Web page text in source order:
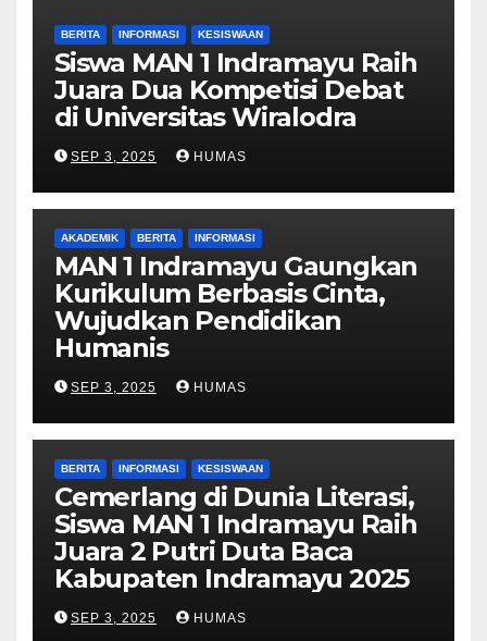
BERITA INFORMASI KESISWAAN
Siswa MAN 1 Indramayu Raih
Juara Dua Kompetisi Debat
di Universitas Wiralodra
SEP 3, 2025 HUMAS
AKADEMIK BERITA INFORMASI
MAN 1 Indramayu Gaungkan
Kurikulum Berbasis Cinta,
Wujudkan Pendidikan
Humanis
SEP 3, 2025 HUMAS
BERITA INFORMASI KESISWAAN
Cemerlang di Dunia Literasi,
Siswa MAN 1 Indramayu Raih
Juara 2 Putri Duta Baca
Kabupaten Indramayu 2025
SEP 3, 2025 HUMAS